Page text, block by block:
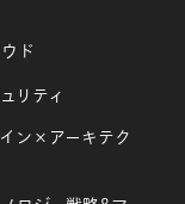
ド
リティ
ン×アーキテク